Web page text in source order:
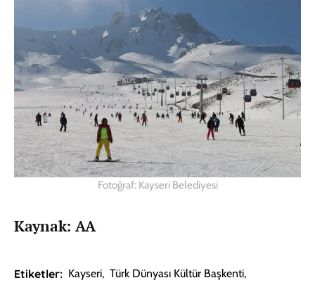
Fotoğraf: Kayseri Belediyesi
Kaynak: AA
Etiketler: Kayseri, Türk Dünyası Kültür Başkenti,